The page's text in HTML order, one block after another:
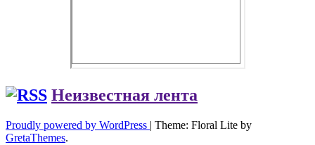
Неизвестная лента
Proudly powered by WordPress | Theme: Floral Lite by
GretaThemes.